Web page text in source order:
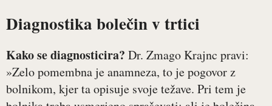
Diagnostika bolečin v trtici
Kako se diagnosticira? Dr. Zmago Krajnc pravi:
»Zelo pomembna je anamneza, to je pogovor z
bolnikom, kjer ta opisuje svoje težave. Pri tem je